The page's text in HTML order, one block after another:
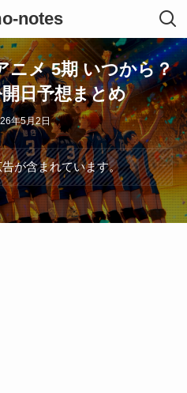
notes
ニメ 5期 いつから？
日予想まとめ
年5月2日
が含まれています。